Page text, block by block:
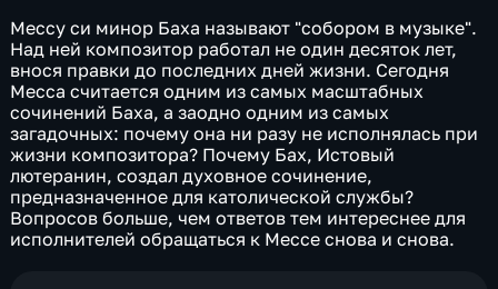
Мессу си минор Баха называют "собором в музыке".
Над ней композитор работал не один десяток лет,
внося правки до последних дней жизни. Сегодня
Месса считается одним из самых масштабных
сочинений Баха, а заодно одним из самых
загадочных: почему она ни разу не исполнялась при
жизни композитора? Почему Бах, Истовый
лютеранин, создал духовное сочинение,
предназначенное для католической службы?
Вопросов больше, чем ответов тем интереснее для
исполнителей обращаться к Мессе снова и снова.